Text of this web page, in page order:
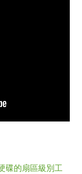
碟的扇區級別工